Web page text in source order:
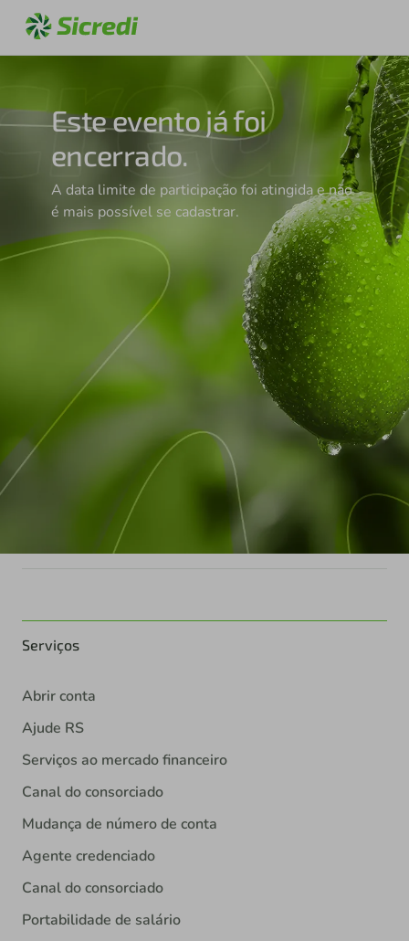
Este evento já foi
encerrado.
A data limite de participação foi atingida e não
é mais possível se cadastrar.
Serviços
Abrir conta
Ajude RS
Serviços ao mercado financeiro
Canal do consorciado
Mudança de número de conta
Agente credenciado
Canal do consorciado
Portabilidade de salário